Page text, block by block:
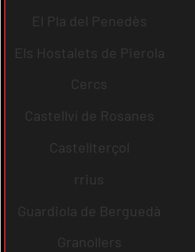
El Pla del Penedès
Els Hostalets de Pierola
Cercs
Castellví de Rosanes
Castellterçol
rrius
Guardiola de Berguedà
Granollers